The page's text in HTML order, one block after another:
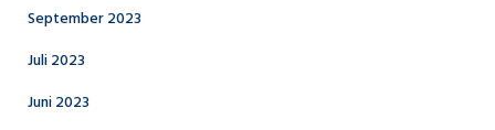
September 2023
Juli 2023
Juni 2023